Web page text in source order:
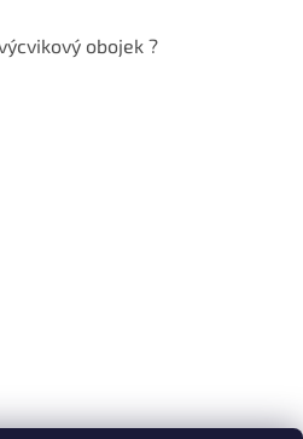
obojek ?